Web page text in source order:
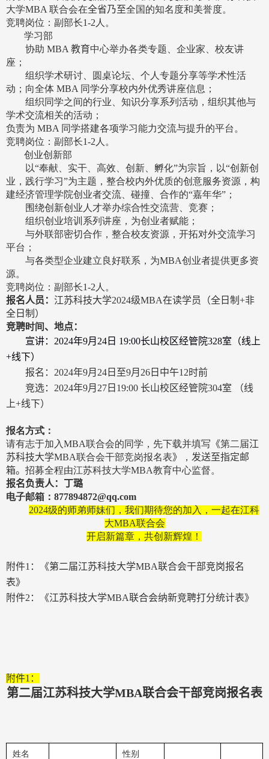
大学MBA 联合会在全省乃至全国的知名度和美誉度。
竞聘岗位：副部长1-2 人。
学习部
协助MBA教育中心举办各类专题、企业家、校友讲
座；
组织学术研讨、圆桌论坛、个人专题分享等学术性活
动；向全体 MBA 同学分享校内外优秀讲座信息；
组织同学之间的行业、知识分享系列活动，组织其他与
学术交流相关的活动；
负责为 MBA 同学搭建各项学习能力交流与提升的平台。
竞聘岗位：副部长1-2 人。
创业创新部
以“奉献、实干、高效、创新、孵化”为宗旨，以“创新创
业，践行学习”为主题，整合校内外优质的创意服务资源，构
建经济管理学院创业者交流、碰撞、合作的“嘉年华”；
围绕创新创业人才举办综合性交流营、竞赛；
组织创业培训系列讲座，为创业者赋能；
与外联部密切合作，整合校友资源，开拓对外交流学习
平台；
与各类型企业建立良好联系，为MBA创业者提供更多资
源。
竞聘岗位：副部长1-2 人。
报名人员： 江苏科技大学2024级MBA在读学员（全日制 +非
全日制）
竞聘时间、 地点：
宣讲： 2024年9月 24 日 19:00长山校区经管院328室（线上
+线下）
报名： 2024年9月 24 日至9月 26 日中午12时前
竞选： 2024年9月 27 日 19:00 长山校区经管院304室 （线
上+线下）
报名方式：
请有志于加入MBA联合会的同学，先下载并填写 《第二届江
苏科技大学MBA联合会干部竞岗报名表》 ， 发送至指定邮
箱。 招募全程由江苏科技大学MBA教育中心监督。
报名负责人：丁璐
电子邮箱： 877894872@qq.com
2024级的师弟师妹们，我们期待您的加入，一起在江科
大MBA联合会
开启新篇章，共创新辉煌！
附件1 ： 《第二届江苏科技大学MBA联合会干部竞岗报名
表》
附件2 ：《江苏科技大学MBA联合会纳新竞聘打分统计表》
附件1 ：
第二届江苏科技大学MBA联合会干部竞岗报名表
姓名 性别